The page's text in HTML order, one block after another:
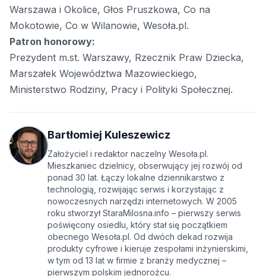
Warszawa i Okolice, Głos Pruszkowa, Co na
Mokotowie, Co w Wilanowie, Wesoła.pl.
Patron honorowy:
Prezydent m.st. Warszawy, Rzecznik Praw Dziecka,
Marszałek Województwa Mazowieckiego,
Ministerstwo Rodziny, Pracy i Polityki Społecznej.
Bartłomiej Kuleszewicz
Założyciel i redaktor naczelny Wesoła.pl.
Mieszkaniec dzielnicy, obserwujący jej rozwój od
ponad 30 lat. Łączy lokalne dziennikarstwo z
technologią, rozwijając serwis i korzystając z
nowoczesnych narzędzi internetowych. W 2005
roku stworzył StaraMilosna.info – pierwszy serwis
poświęcony osiedlu, który stał się początkiem
obecnego Wesoła.pl. Od dwóch dekad rozwija
produkty cyfrowe i kieruje zespołami inżynierskimi,
w tym od 13 lat w firmie z branży medycznej –
pierwszym polskim jednorożcu.